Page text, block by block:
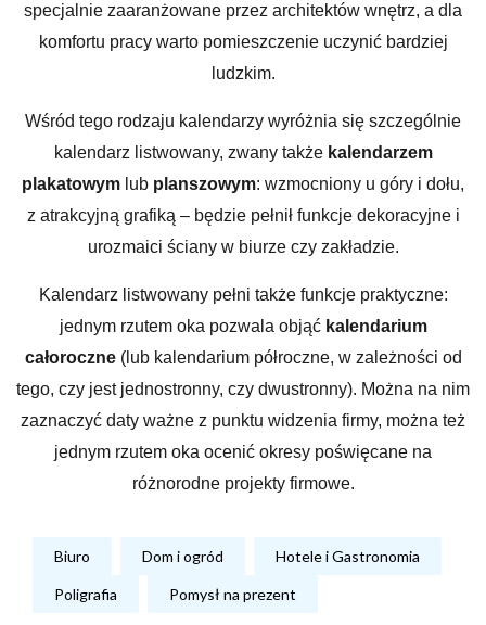
specjalnie zaaranżowane przez architektów wnętrz, a dla
komfortu pracy warto pomieszczenie uczynić bardziej
ludzkim.
Wśród tego rodzaju kalendarzy wyróżnia się szczególnie
kalendarz listwowany, zwany także kalendarzem
plakatowym lub planszowym: wzmocniony u góry i dołu,
z atrakcyjną grafiką – będzie pełnił funkcje dekoracyjne i
urozmaici ściany w biurze czy zakładzie.
Kalendarz listwowany pełni także funkcje praktyczne:
jednym rzutem oka pozwala objąć kalendarium
całoroczne(lub kalendarium półroczne, w zależności od
tego, czy jest jednostronny, czy dwustronny). Można na nim
zaznaczyć daty ważne z punktu widzenia firmy, można też
jednym rzutem oka ocenić okresy poświęcane na
różnorodne projekty firmowe.
Biuro Dom i ogród Hotele i Gastronomia
Poligrafia Pomysł na prezent